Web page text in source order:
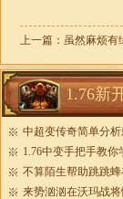
上一篇： 虽然麻烦有
1.76新
中超变传奇简单分
1.76中变手把手教
不算陌生帮助跳跳
来势汹汹在沃玛战